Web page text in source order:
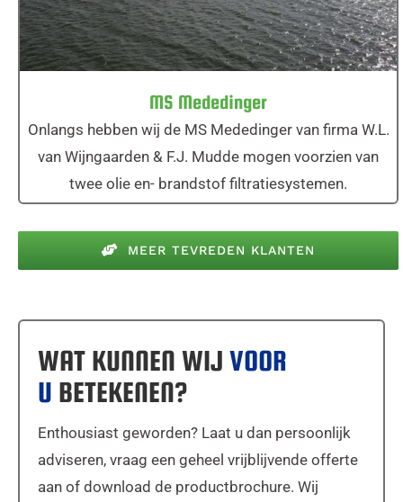
MS Mededinger
Onlangs hebben wij de MS Mededinger van firma W.L.
van Wijngaarden & F.J. Mudde mogen voorzien van
twee olie en- brandstof filtratiesystemen.
MEER TEVREDEN KLANTEN
WAT KUNNEN WIJ VOOR
U BETEKENEN?
Enthousiast geworden? Laat u dan persoonlijk
adviseren, vraag een geheel vrijblijvende offerte
aan of download de productbrochure. Wij